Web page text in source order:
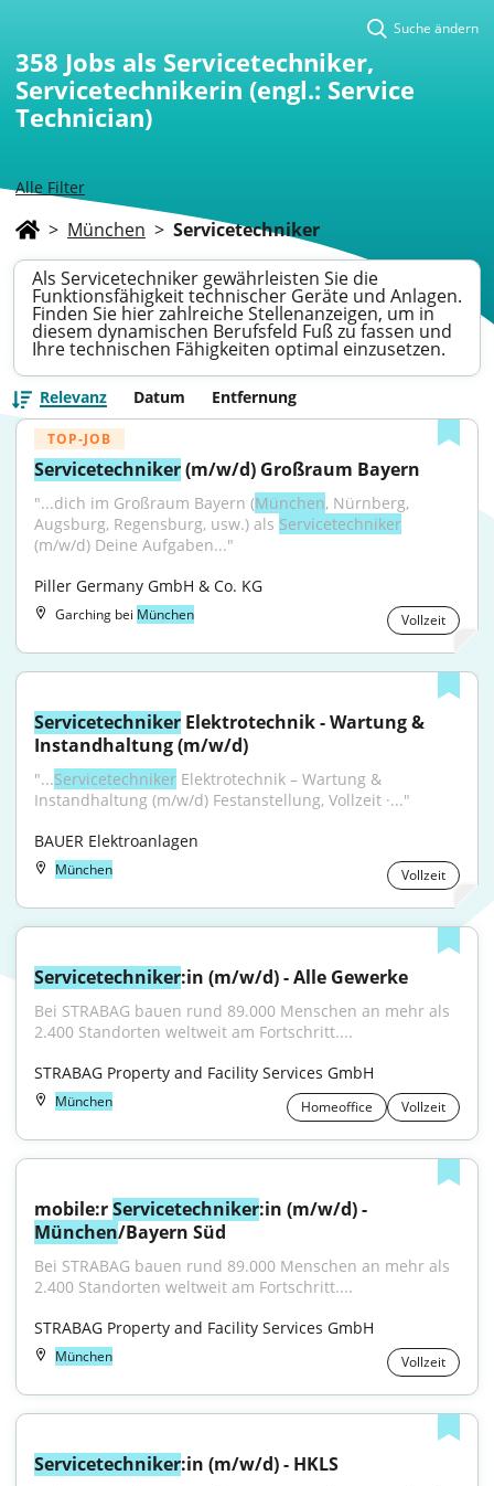
Alle Filter
Suche ändern
358 Jobs als Servicetechniker,
Servicetechnikerin (engl.: Service
Technician)
> München > Servicetechniker
Als Servicetechniker gewährleisten Sie die
Funktionsfähigkeit technischer Geräte und Anlagen.
Finden Sie hier zahlreiche Stellenanzeigen, um in
diesem dynamischen Berufsfeld Fuß zu fassen und
Ihre technischen Fähigkeiten optimal einzusetzen.
Relevanz Datum Entfernung
TOP-JOB
Servicetechniker (m/w/d) Großraum Bayern
"...dich im Großraum Bayern (München, Nürnberg,
Augsburg, Regensburg, usw.) als Servicetechniker
(m/w/d) Deine Aufgaben..."
Piller Germany GmbH & Co. KG
Garching bei München Vollzeit
Servicetechniker Elektrotechnik - Wartung &
Instandhaltung (m/w/d)
"...Servicetechniker Elektrotechnik – Wartung &
Instandhaltung (m/w/d) Festanstellung, Vollzeit ·..."
BAUER Elektroanlagen
München Vollzeit
Servicetechniker:in (m/w/d) - Alle Gewerke
Bei STRABAG bauen rund 89.000 Menschen an mehr als
2.400 Standorten weltweit am Fortschritt....
STRABAG Property and Facility Services GmbH
München Homeoffice Vollzeit
mobile:r Servicetechniker
München/Bayern Süd
Bei STRABAG bauen rund 89.000 Menschen an mehr als
2.400 Standorten weltweit am Fortschritt....
STRABAG Property and Facility Services GmbH
München Vollzeit
Servicetechniker:in (m/w/d) - HKLS